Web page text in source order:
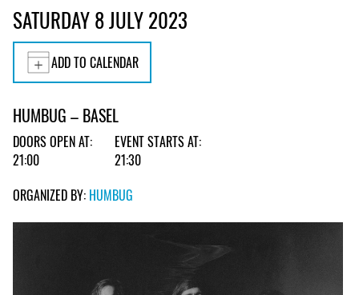
SATURDAY 8 JULY 2023
ADD TO CALENDAR
HUMBUG – BASEL
DOORS OPEN AT:
21:00
EVENT STARTS AT:
21:30
ORGANIZED BY: HUMBUG